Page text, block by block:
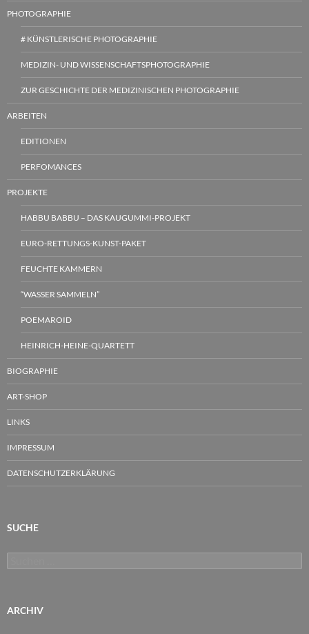
PHOTOGRAPHIE
# KÜNSTLERISCHE PHOTOGRAPHIE
MEDIZIN- UND WISSENSCHAFTSPHOTOGRAPHIE
ZUR GESCHICHTE DER MEDIZINISCHEN PHOTOGRAPHIE
ARBEITEN
EDITIONEN
PERFOMANCES
PROJEKTE
HABBU BABBU – DAS KAUGUMMI-PROJEKT
EURO-RETTUNGS-KUNST-PAKET
FEUCHTE KAMMERN
“WASSER SAMMELN”
POEMAROID
HEINRICH-HEINE-QUARTETT
BIOGRAPHIE
ART-SHOP
LINKS
IMPRESSUM
DATENSCHUTZERKLÄRUNG
SUCHE
nach:
ARCHIV